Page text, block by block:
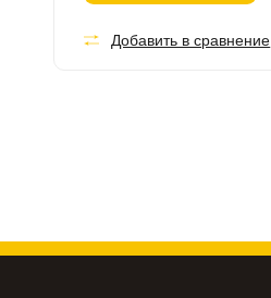
Добавить в сравнение